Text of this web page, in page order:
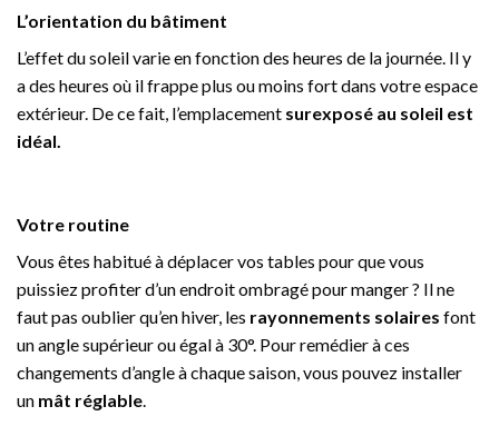
L’orientation du bâtiment
L’effet du soleil varie en fonction des heures de la journée. Il y
a des heures où il frappe plus ou moins fort dans votre espace
extérieur. De ce fait, l’emplacement surexposé au soleil est
idéal.
Votre routine
Vous êtes habitué à déplacer vos tables pour que vous
puissiez profiter d’un endroit ombragé pour manger ? Il ne
faut pas oublier qu’en hiver, les rayonnements solaires font
un angle supérieur ou égal à 30°. Pour remédier à ces
changements d’angle à chaque saison, vous pouvez installer
un mât réglable.